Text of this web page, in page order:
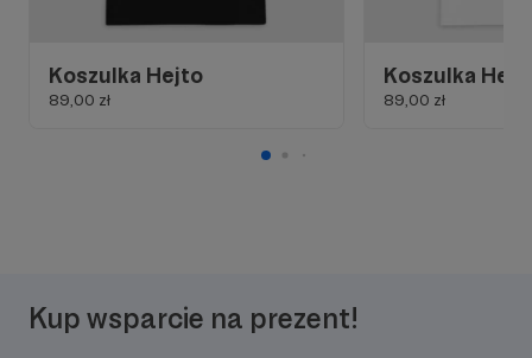
Koszulka Hejto
89,00 zł
Koszulka
89,00 zł
Kup wsparcie na prezent!